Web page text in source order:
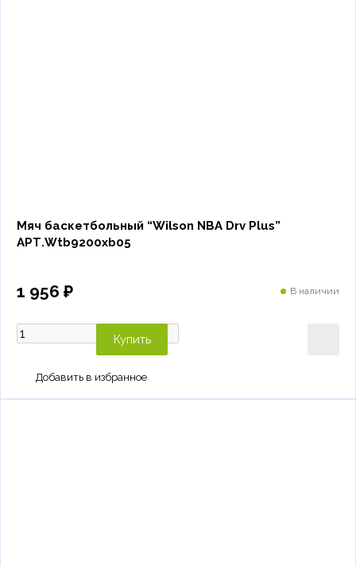
Мяч баскетбольный “Wilson NBA Drv Plus”
АРТ.Wtb9200xb05
1 956 ₽ В наличии
Купить